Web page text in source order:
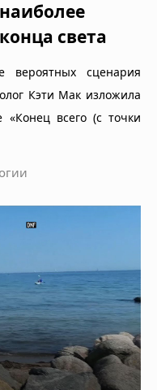
света
вероятных сценария
Кэти Мак изложила
«Конец всего (с точки